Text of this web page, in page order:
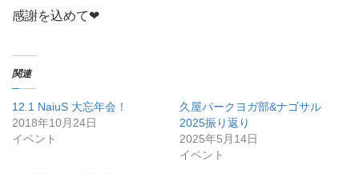
感謝を込めて❤︎
関連
12.1 NaiuS 大忘年会！
2018年10月24日
イベント
久屋パークヨガ部&ナゴサル
2025振り返り
2025年5月14日
イベント